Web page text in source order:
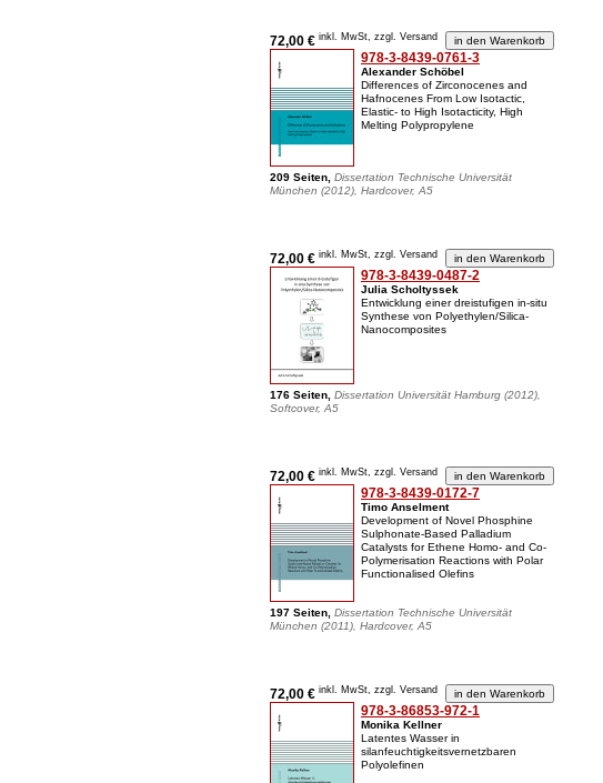
72,00 € inkl. MwSt, zzgl. Versand
978-3-8439-0761-3
Alexander Schöbel
Differences of Zirconocenes and
Hafnocenes From Low Isotactic,
Elastic- to High Isotacticity, High
Melting Polypropylene
209 Seiten, Dissertation Technische Universität
München (2012), Hardcover, A5
72,00 € inkl. MwSt, zzgl. Versand
978-3-8439-0487-2
Julia Scholtyssek
Entwicklung einer dreistufigen in-situ
Synthese von Polyethylen/Silica-
Nanocomposites
176 Seiten, Dissertation Universität Hamburg (2012),
Softcover, A5
72,00 € inkl. MwSt, zzgl. Versand
978-3-8439-0172-7
Timo Anselment
Development of Novel Phosphine
Sulphonate-Based Palladium
Catalysts for Ethene Homo- and Co-
Polymerisation Reactions with Polar
Functionalised Olefins
197 Seiten, Dissertation Technische Universität
München (2011), Hardcover, A5
72,00 € inkl. MwSt, zzgl. Versand
978-3-86853-972-1
Monika Kellner
Latentes Wasser in
silanfeuchtigkeitsvernetzbaren
Polyolefinen